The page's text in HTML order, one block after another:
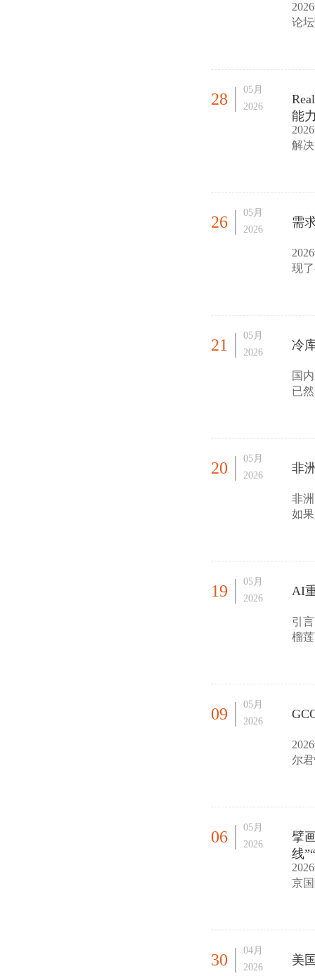
论
28
05月
2026
能
解
26
05月
2026
需
现
21
05月
2026
冷
国
已
20
05月
2026
非
非
如
19
05月
2026
AI
引
榴
09
05月
2026
尔
06
05月
2026
擘
线
京
30
04月
2026
美